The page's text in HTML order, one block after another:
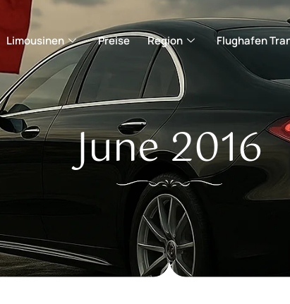
Limousinen Preise Region Flughafen
June 2016